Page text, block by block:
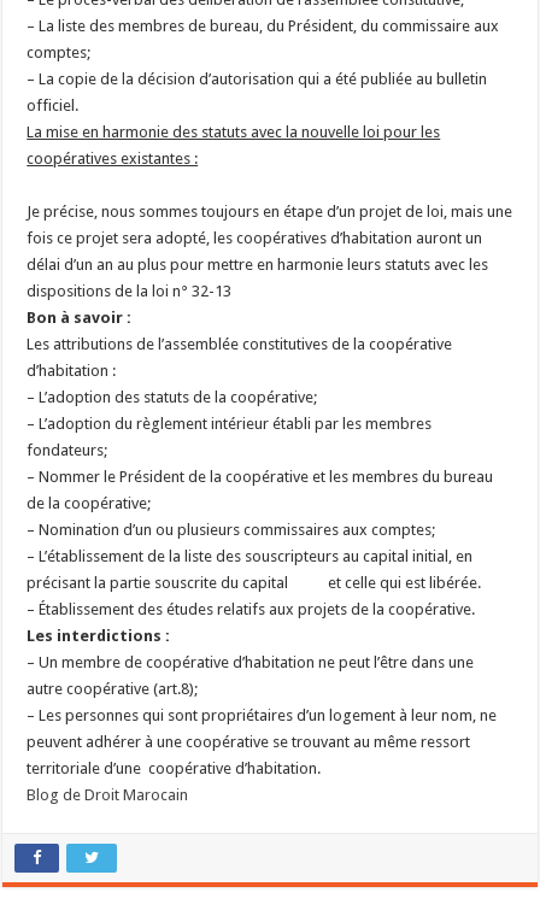
– La liste des membres de bureau, du Président, du commissaire aux
comptes;
– La copie de la décision d’autorisation qui a été publiée au bulletin
officiel.
La mise en harmonie des statuts avec la nouvelle loi pour les
coopératives existantes :
Je précise, nous sommes toujours en étape d’un projet de loi, mais une
fois ce projet sera adopté, les coopératives d’habitation auront un
délai d’un an au plus pour mettre en harmonie leurs statuts avec les
dispositions de la loi n° 32-13
Bon à savoir :
Les attributions de l’assemblée constitutives de la coopérative
d’habitation :
– L’adoption des statuts de la coopérative;
– L’adoption du règlement intérieur établi par les membres
fondateurs;
– Nommer le Président de la coopérative et les membres du bureau
de la coopérative;
– Nomination d’un ou plusieurs commissaires aux comptes;
– L’établissement de la liste des souscripteurs au capital initial, en
précisant la partie souscrite du capital et celle qui est libérée.
– Établissement des études relatifs aux projets de la coopérative.
Les interdictions :
– Un membre de coopérative d’habitation ne peut l’être dans une
autre coopérative (art.8);
– Les personnes qui sont propriétaires d’un logement à leur nom, ne
peuvent adhérer à une coopérative se trouvant au même ressort
territoriale d’une coopérative d’habitation.
Blog de Droit Marocain